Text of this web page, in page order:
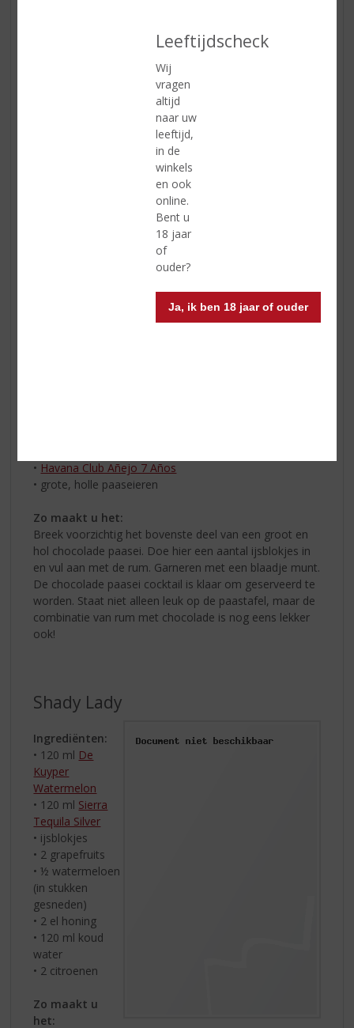
Leeftijdscheck
Wij
vragen
altijd
naar uw
leeftijd,
in de
winkels
en ook
online.
Bent u
18 jaar
of
ouder?
Ja, ik ben 18 jaar of ouder
klaar om te serveren. Nog vrolijker kunnen deze
• Havana Club Añejo 7 Años
• grote, holle paaseieren
Zo maakt u het:
Breek voorzichtig het bovenste deel van een groot en
hol chocolade paasei. Doe hier een aantal ijsblokjes in
en vul aan met de rum. Garneren met een blaadje munt.
De chocolade paasei cocktail is klaar om geserveerd te
worden. Staat niet alleen leuk op de paastafel, maar de
combinatie van rum met chocolade is nog eens lekker
ook!
Shady Lady
Ingrediënten:
• 120 ml De
Kuyper
Watermelon
• 120 ml Sierra
Tequila Silver
• ijsblokjes
• 2 grapefruits
• ½ watermeloen
(in stukken
gesneden)
• 2 el honing
• 120 ml koud
water
• 2 citroenen
Zo maakt u
het: